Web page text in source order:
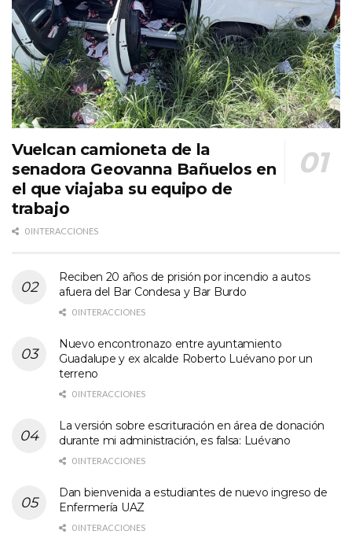
Vuelcan camioneta de la
senadora Geovanna Bañuelos en
el que viajaba su equipo de
trabajo
0 INTERACCIONES
Reciben 20 años de prisión por incendio a autos
afuera del Bar Condesa y Bar Burdo
0 INTERACCIONES
Nuevo encontronazo entre ayuntamiento
Guadalupe y ex alcalde Roberto Luévano por un
terreno
0 INTERACCIONES
La versión sobre escrituración en área de donación
durante mi administración, es falsa: Luévano
0 INTERACCIONES
Dan bienvenida a estudiantes de nuevo ingreso de
Enfermería UAZ
0 INTERACCIONES